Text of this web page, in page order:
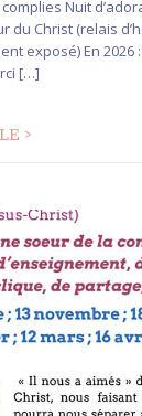
Nuit
du Christ (relais
exposé) En 2026
[…]
>